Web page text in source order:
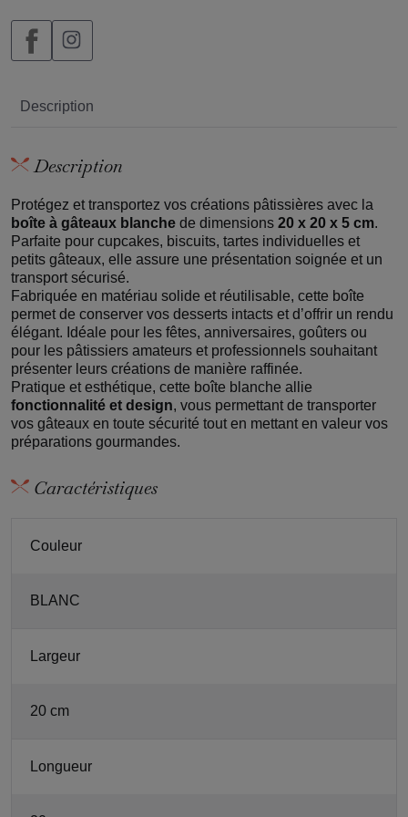
Description
Description
Protégez et transportez vos créations pâtissières avec la
boîte à gâteaux blanche de dimensions 20 x 20 x 5 cm.
Parfaite pour cupcakes, biscuits, tartes individuelles et
petits gâteaux, elle assure une présentation soignée et un
transport sécurisé.
Fabriquée en matériau solide et réutilisable, cette boîte
permet de conserver vos desserts intacts et d’offrir un rendu
élégant. Idéale pour les fêtes, anniversaires, goûters ou
pour les pâtissiers amateurs et professionnels souhaitant
présenter leurs créations de manière raffinée.
Pratique et esthétique, cette boîte blanche allie
fonctionnalité et design, vous permettant de transporter
vos gâteaux en toute sécurité tout en mettant en valeur vos
préparations gourmandes.
Caractéristiques
Couleur
BLANC
Largeur
20 cm
Longueur